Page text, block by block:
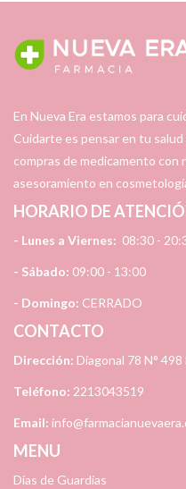
En Nueva Era estamos para
Cuidarte es pensar en tu
compras de medicamento con
asesoramiento en
HORARIO DE
- Lunes a Viernes: 08:30 -
- Sábado: 09:00 - 13:00
- Domingo: CERRADO
CONTACTO
Dirección: Diagonal 78 N° 498
Teléfono: 2213043519
Email:
MENU
Días de Guardias